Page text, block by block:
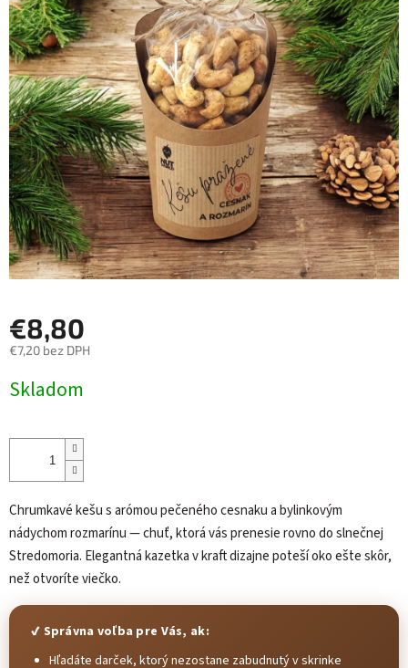
€8,80
€7,20 bez DPH
cena:
Skladom
Chrumkavé kešu s arómou pečeného cesnaku a bylinkovým
nádychom rozmarínu — chuť, ktorá vás prenesie rovno do slnečnej
Stredomoria. Elegantná kazetka v kraft dizajne poteší oko ešte skôr,
než otvoríte viečko.
✔ Správna voľba pre Vás, ak:
Hľadáte darček, ktorý nezostane zabudnutý v skrinke